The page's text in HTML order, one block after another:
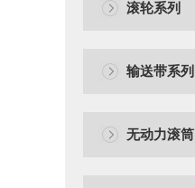
滚轮系列
输送带系列
无动力滚筒